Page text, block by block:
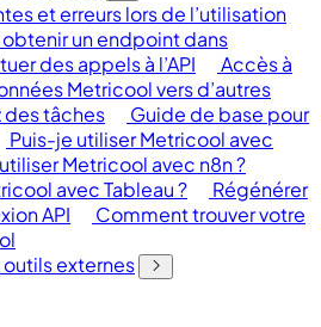
et erreurs lors de l’utilisation
un endpoint dans
des appels à l’API
Accès à
Metricool vers d’autres
des tâches
Guide de base pour
Puis-je utiliser Metricool avec
Metricool avec n8n ?
avec Tableau ?
Régénérer
API
Comment trouver votre
externes